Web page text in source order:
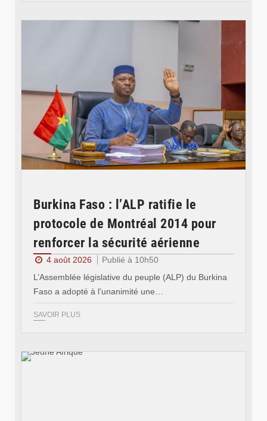
Burkina Faso : l’ALP ratifie le
protocole de Montréal 2014 pour
renforcer la sécurité aérienne
4 août 2026
Publié à 10h50
L’Assemblée législative du peuple (ALP) du Burkina
Faso a adopté à l’unanimité une…
SAVOIR PLUS